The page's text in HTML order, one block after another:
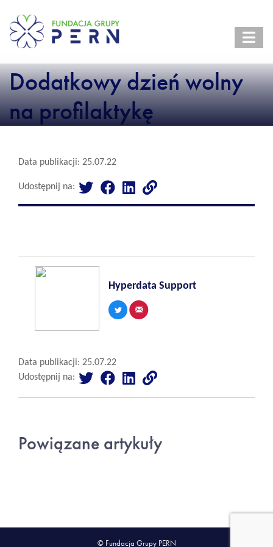
Dodatkowy dzień wolny
na profilaktykę
Data publikacji: 25.07.22
Udostępnij na:
Hyperdata Support
Data publikacji: 25.07.22
Udostępnij na:
Powiązane artykuły
© Fundacja Grupy PERN